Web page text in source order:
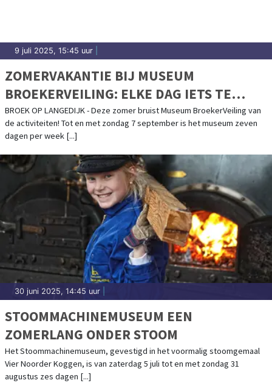
9 juli 2025, 15:45 uur
ZOMERVAKANTIE BIJ MUSEUM
BROEKERVEILING: ELKE DAG IETS TE
BELEVEN!
BROEK OP LANGEDIJK - Deze zomer bruist Museum BroekerVeiling van
de activiteiten! Tot en met zondag 7 september is het museum zeven
dagen per week [...]
30 juni 2025, 14:45 uur
STOOMMACHINEMUSEUM EEN
ZOMERLANG ONDER STOOM
Het Stoommachinemuseum, gevestigd in het voormalig stoomgemaal
Vier Noorder Koggen, is van zaterdag 5 juli tot en met zondag 31
augustus zes dagen [...]